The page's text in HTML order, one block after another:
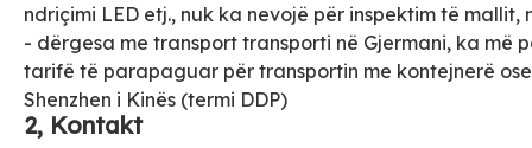
ndriçimi LED etj., nuk ka nevojë për inspektim të
- dërgesa me transport transporti në Gjermani, ka më
tarifë të parapaguar për transportin me kontejnerë
Shenzhen i Kinës (termi DDP)
2, Kontakt